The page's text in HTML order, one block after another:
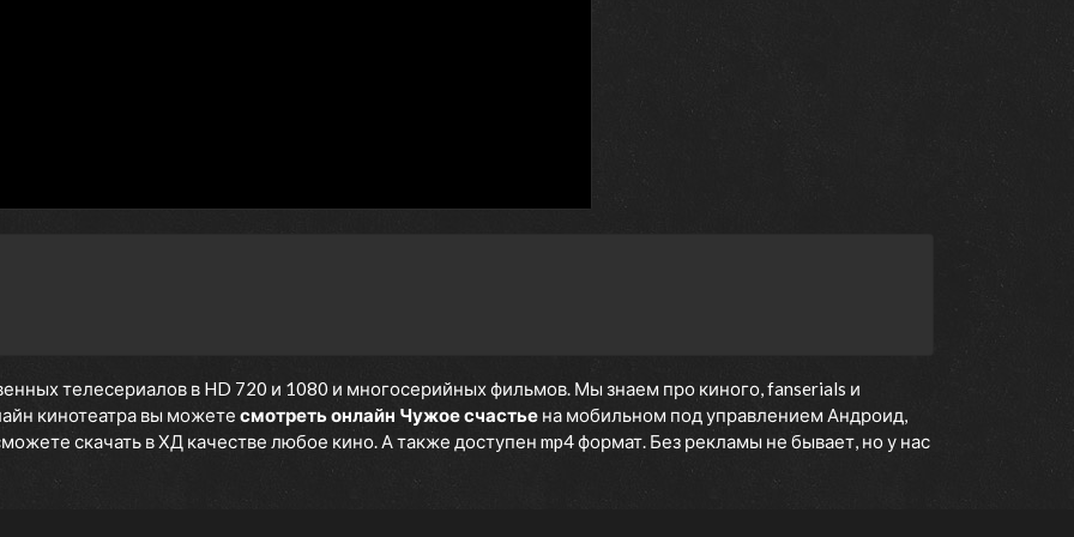
телесериалов в HD 720 и 1080 и многосерийных фильмов. Мы знаем про киного, fanserials и
кинотеатра вы можете смотреть онлайн Чужое счастье на мобильном под управлением Андроид,
скачать в ХД качестве любое кино. А также доступен mp4 формат. Без рекламы не бывает, но у нас